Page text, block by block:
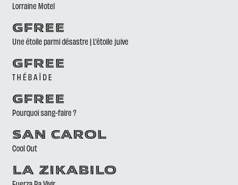
Lorraine Motel
GFREE
Une étoile parmi désastre | L’étoile juive
GFREE
T H É B A Ï D E
GFREE
Pourquoi sang-faire ?
SAN CAROL
Cool Out
LA ZIKABILO